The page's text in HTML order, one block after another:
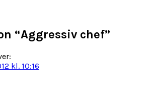
“Aggressiv chef”
kl. 10:16